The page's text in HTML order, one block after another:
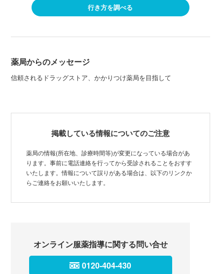
行き方を調べる
薬局からのメッセージ
信頼されるドラッグストア、かかりつけ薬局を目指して
掲載している情報についてのご注意
薬局の情報(所在地、診療時間等)が変更になっている場合があ
ります。事前に電話連絡を行ってから受診されることをおすす
いたします。情報について誤りがある場合は、以下のリンクか
らご連絡をお願いいたします。
オンライン服薬指導に関する問い合せ
0120-404-430